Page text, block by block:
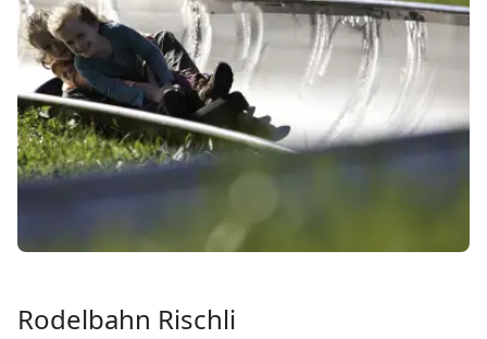
Rodelbahn Rischli